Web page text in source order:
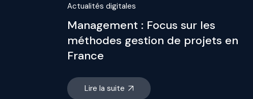
Actualités digitales
Management : Focus sur les
méthodes gestion de projets en
France
Lire la suite